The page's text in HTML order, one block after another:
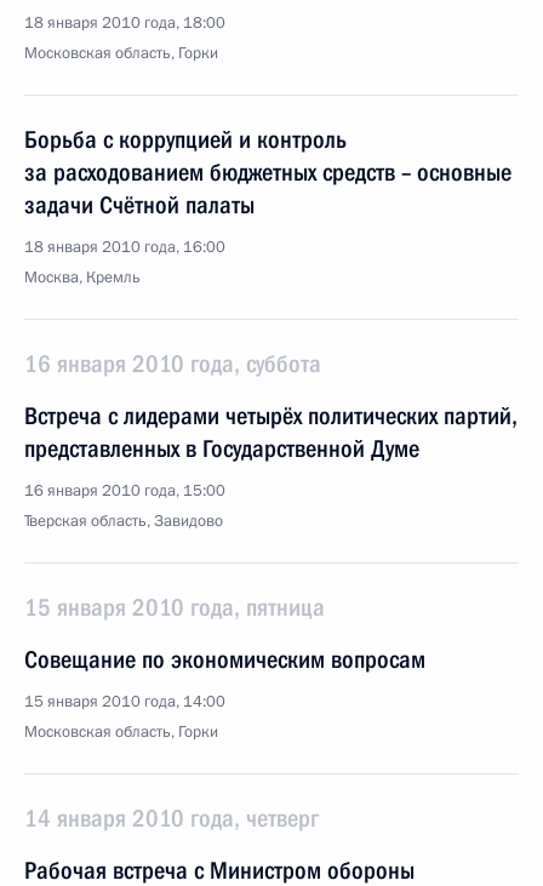
18 января 2010 года, 18:00
Московская область, Горки
Борьба с коррупцией и контроль
за расходованием бюджетных средств – основные
задачи Счётной палаты
18 января 2010 года, 16:00
Москва, Кремль
16 января 2010 года, суббота
Встреча с лидерами четырёх политических партий,
представленных в Государственной Думе
16 января 2010 года, 15:00
Тверская область, Завидово
15 января 2010 года, пятница
Совещание по экономическим вопросам
15 января 2010 года, 14:00
Московская область, Горки
14 января 2010 года, четверг
Рабочая встреча с Министром обороны